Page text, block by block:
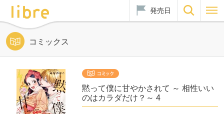
発売日
コミックス
黙って僕に甘やかされて ～ 相性いい
のはカラダだけ？～ 4